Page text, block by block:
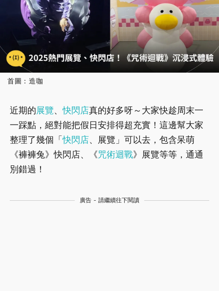
首圖：造咖
近期的展覽、快閃店真的好多呀～大家快趁周末一
一踩點，絕對能把假日安排得超充實！這邊幫大家
整理了幾個「快閃店、展覽」可以去，包含呆萌
《褲褲兔》快閃店、
《咒術迴戰》展覽等等，通通
別錯過！
廣告 - 請繼續往下閱讀